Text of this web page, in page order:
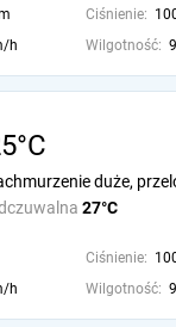
Ciśnienie:
h Wilgotność:
27°C
duże,
Ciśnienie:
h Wilgotność: